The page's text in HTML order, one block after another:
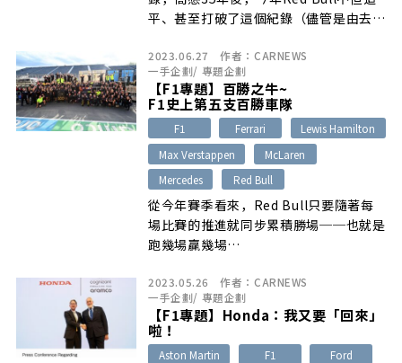
平、甚至打破了這個紀錄（儘管是由去年
2023.06.27 作者： CARNEWS
一手企劃/ 專題企劃
【F1專題】百勝之牛~
F1史上第五支百勝車隊
F1 Ferrari
Lewis Hamilton
Max Verstappen
McLaren
Mercedes
Red Bull
從今年賽季看來，Red Bull只要隨著每
場比賽的推進就同步累積勝場──也就是
跑幾場贏幾場…
2023.05.26 作者： CARNEWS
一手企劃/ 專題企劃
【F1專題】Honda：我又要「回來」
啦！
Aston Martin F1
Ford